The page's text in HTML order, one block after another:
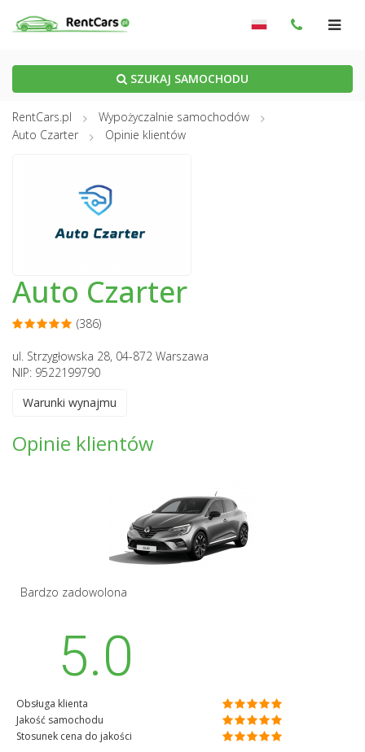
SZUKAJ SAMOCHODU
RentCars.pl
Wypożyczalnie samochodów
Auto Czarter
Opinie klientów
Auto Czarter
(386)
ul. Strzygłowska 28, 04-872 Warszawa
NIP: 9522199790
Warunki wynajmu
Opinie klientów
Bardzo zadowolona
5.0
Obsługa klienta
Jakość samochodu
Stosunek cena do jakości